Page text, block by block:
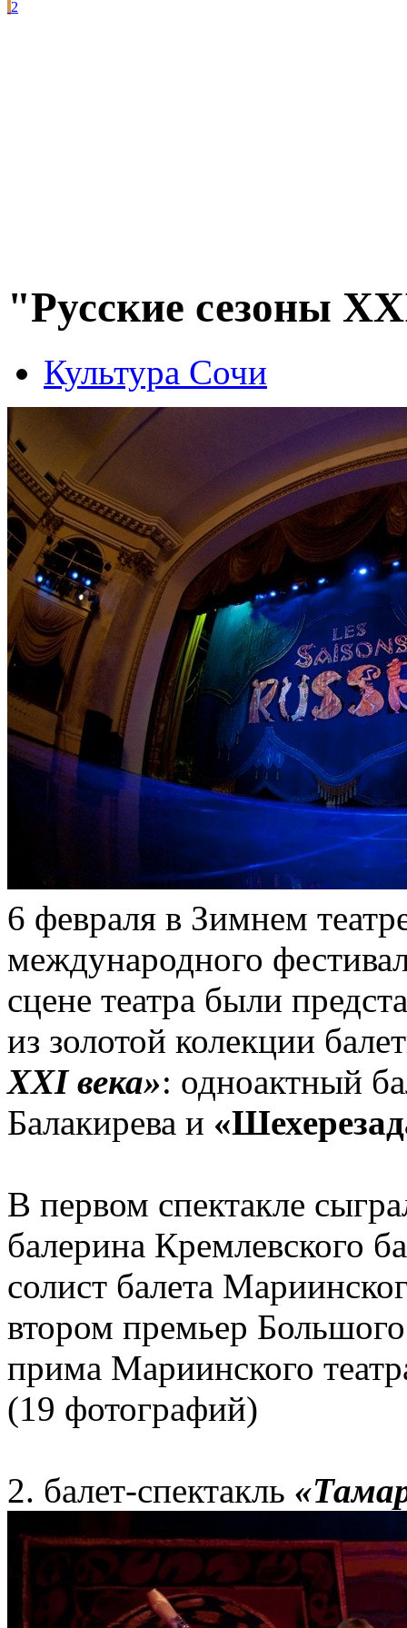
2
"Русские сезоны
Культура Сочи
6 февраля в Зимнем
международного
сцене театра были
из золотой колекции
XXI века»: одноактный
Балакирева и
В первом спектакле
балерина Кремлевского
солист балета
втором премьер
прима Мариинского
(19 фотографий)
2. балет-спектакль